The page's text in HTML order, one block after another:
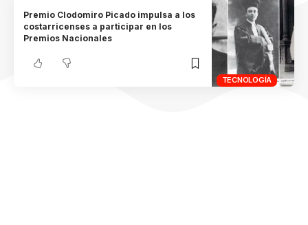
TECNOLOGÍA
Premio Clodomiro Picado impulsa a los
costarricenses a participar en los
Premios Nacionales